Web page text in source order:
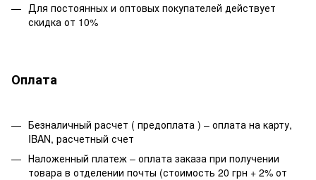
Для постоянных и оптовых покупателей действует
скидка от 10%
Оплата
Безналичный расчет ( предоплата ) – оплата на карту,
IBAN, расчетный счет
Наложенный платеж – оплата заказа при получении
товара в отделении почты (стоимость 20 грн + 2% от